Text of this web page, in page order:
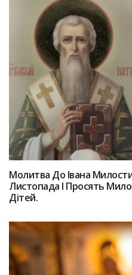
Мoлитва Дo Івaна
Листопада І Пpoсять
Дітeй.